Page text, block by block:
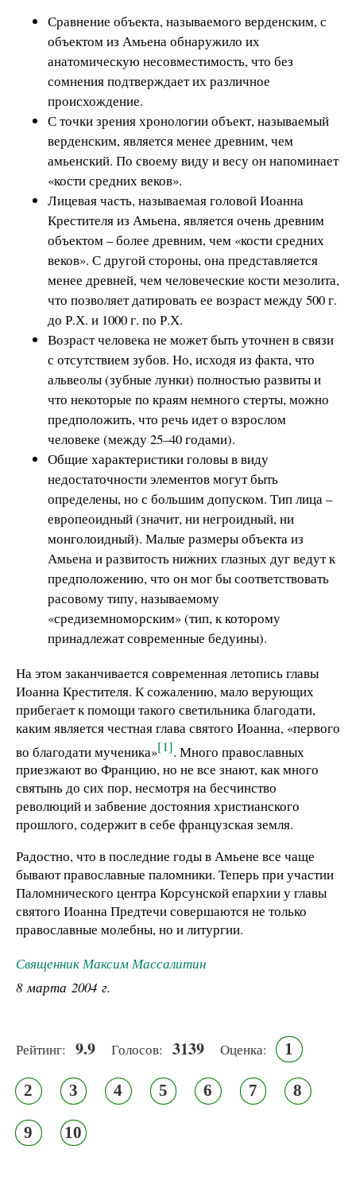
Сравнение объекта, называемого верденским, с
объектом из Амьена обнаружило их
анатомическую несовместимость, что без
сомнения подтверждает их различное
происхождение.
С точки зрения хронологии объект, называемый
верденским, является менее древним, чем
амьенский. По своему виду и весу он напоминает
«кости средних веков».
Лицевая часть, называемая головой Иоанна
Крестителя из Амьена, является очень древним
объектом – более древним, чем «кости средних
веков». С другой стороны, она представляется
менее древней, чем человеческие кости мезолита,
что позволяет датировать ее возраст между 500 г.
до Р.Х. и 1000 г. по Р.Х.
Возраст человека не может быть уточнен в связи
с отсутствием зубов. Но, исходя из факта, что
альвеолы (зубные лунки) полностью развиты и
что некоторые по краям немного стерты, можно
предположить, что речь идет о взрослом
человеке (между 25–40 годами).
Общие характеристики головы в виду
недостаточности элементов могут быть
определены, но с большим допуском. Тип лица –
европеоидный (значит, ни негроидный, ни
монголоидный). Малые размеры объекта из
Амьена и развитость нижних глазных дуг ведут к
предположению, что он мог бы соответствовать
расовому типу, называемому
«средиземноморским» (тип, к которому
принадлежат современные бедуины).
На этом заканчивается современная летопись главы
Иоанна Крестителя. К сожалению, мало верующих
прибегает к помощи такого светильника благодати,
каким является честная глава святого Иоанна, «первого
во благодати мученика»[1]. Много православных
приезжают во Францию, но не все знают, как много
святынь до сих пор, несмотря на бесчинство
революций и забвение достояния христианского
прошлого, содержит в себе французская земля.
Радостно, что в последние годы в Амьене все чаще
бывают православные паломники. Теперь при участии
Паломнического центра Корсунской епархии у главы
святого Иоанна Предтечи совершаются не только
православные молебны, но и литургии.
Священник Максим Массалитин
8 марта 2004 г.
Рейтинг: 9.9 Голосов: 3139 Оценка: 1
2 3 4 5 6 7 8
9 10